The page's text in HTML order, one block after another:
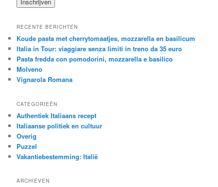
RECENTE BERICHTEN
Koude pasta met cherrytomaatjes, mozzarella en basilicum
Italia in Tour: viaggiare senza limiti in treno da 35 euro
Pasta fredda con pomodorini, mozzarella e basilico
Molveno
Vignarola Romana
CATEGORIEËN
Authentiek Italiaans recept
Italiaanse politiek en cultuur
Overig
Puzzel
Vakantiebestemming: Italië
ARCHIEVEN